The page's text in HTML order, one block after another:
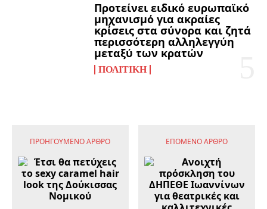
Προτείνει ειδικό ευρωπαϊκό
μηχανισμό για ακραίες
κρίσεις στα σύνορα και ζητά
περισσότερη αλληλεγγύη
μεταξύ των κρατών
ΠΟΛΙΤΙΚΉ
ΠΡΟΗΓΟΎΜΕΝΟ ΆΡΘΡΟ ΕΠΌΜΕΝΟ ΆΡΘΡΟ